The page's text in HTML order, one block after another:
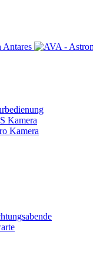
Kamera
Kamera